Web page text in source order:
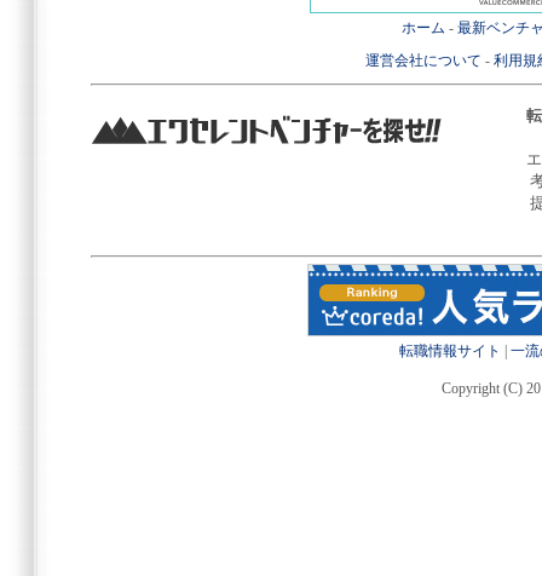
ホーム - 最新ベンチ
運営会社について - 利用規
転職情報サイト 一
Copyright (C)